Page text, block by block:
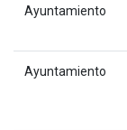
Ayuntamiento
Ayuntamiento